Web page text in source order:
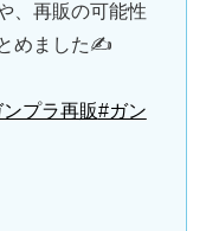
、再販の可能性
めました✍️
プラ再販#ガン